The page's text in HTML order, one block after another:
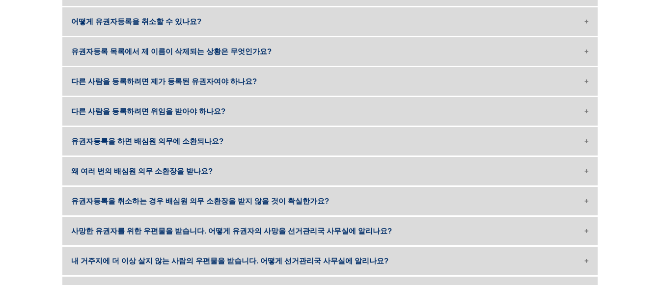
어떻게 유권자등록을 취소할 수 있나요?
유권자등록 목록에서 제 이름이 삭제되는 상황은 무엇인가요?
다른 사람을 등록하려면 제가 등록된 유권자여야 하나요?
다른 사람을 등록하려면 위임을 받아야 하나요?
유권자등록을 하면 배심원 의무에 소환되나요?
왜 여러 번의 배심원 의무 소환장을 받나요?
유권자등록을 취소하는 경우 배심원 의무 소환장을 받지 않을 것이 확실한가요?
사망한 유권자를 위한 우편물을 받습니다. 어떻게 유권자의 사망을 선거관리국 사무실에 알리나요?
내 거주지에 더 이상 살지 않는 사람의 우편물을 받습니다. 어떻게 선거관리국 사무실에 알리나요?